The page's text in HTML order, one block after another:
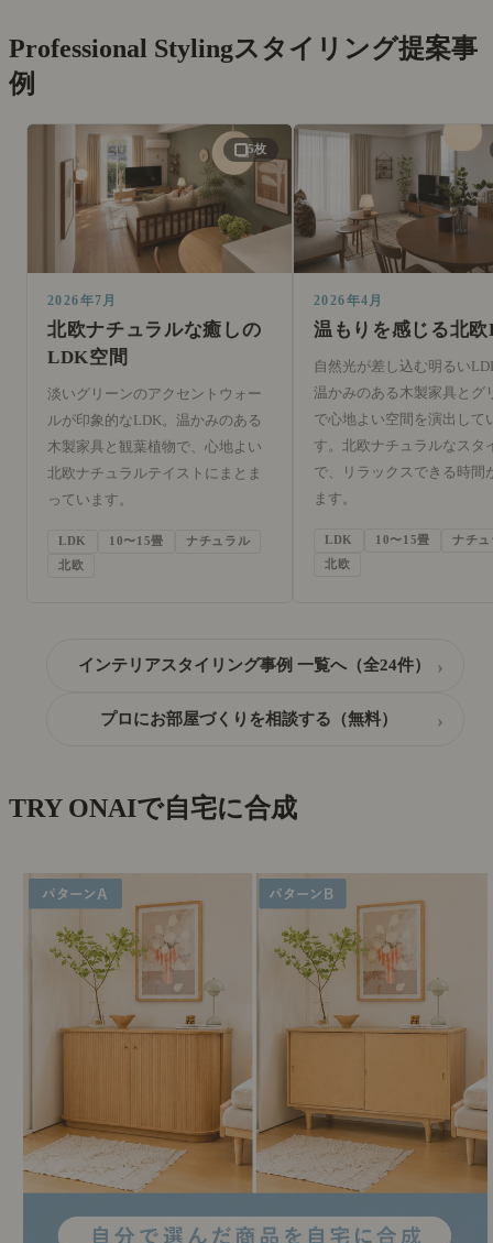
Professional Stylingスタイリング提案事
例
5枚
2026年7月
北欧ナチュラルな癒しの
LDK空間
淡いグリーンのアクセントウォー
ルが印象的なLDK。温かみのある
木製家具と観葉植物で、心地よい
北欧ナチュラルテイストにまとま
っています。
LDK 10〜15畳
ナチュラル
北欧
2026年4月
温もりを感じる北
自然光が差し込む明るい
温かみのある木製家具とグ
で心地よい空間を演出して
す。北欧ナチュラルなスタ
で、リラックスできる時間
ます。
LDK 10〜15畳
ナチュ
北欧
インテリアスタイリング事例 一覧へ（全24件） ›
プロにお部屋づくりを相談する（無料） ›
TRY ONAIで自宅に合成